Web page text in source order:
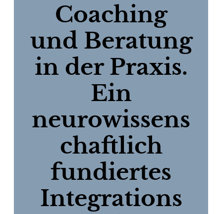
Coaching
und Beratung
in der Praxis.
Ein
neurowissens
chaftlich
fundiertes
Integrations